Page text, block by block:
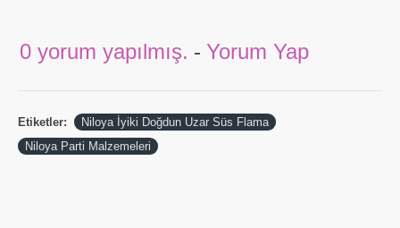
0 yorum yapılmış. - Yorum Yap
Etiketler:
Niloya İyiki Doğdun Uzar Süs Flama
Niloya Parti Malzemeleri